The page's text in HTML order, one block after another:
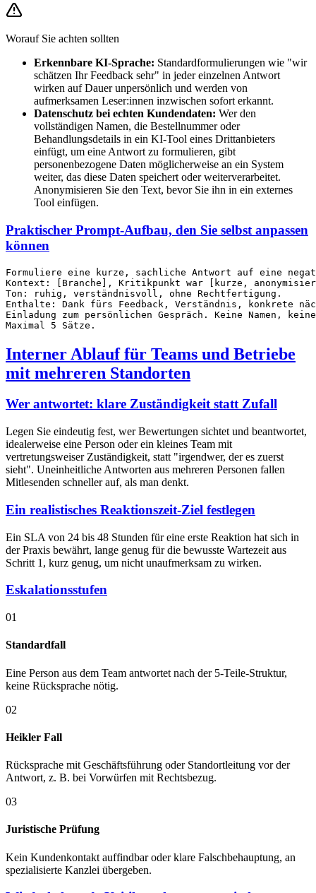
Worauf Sie achten sollten
Erkennbare KI-Sprache: Standardformulierungen wie "wir
schätzen Ihr Feedback sehr" in jeder einzelnen Antwort
wirken auf Dauer unpersönlich und werden von
aufmerksamen Leser:innen inzwischen sofort erkannt.
Datenschutz bei echten Kundendaten: Wer den
vollständigen Namen, die Bestellnummer oder
Behandlungsdetails in ein KI-Tool eines Drittanbieters
einfügt, um eine Antwort zu formulieren, gibt
personenbezogene Daten möglicherweise an ein System
weiter, das diese Daten speichert oder weiterverarbeitet.
Anonymisieren Sie den Text, bevor Sie ihn in ein externes
Tool einfügen.
Praktischer Prompt-Aufbau, den Sie selbst anpassen
können
Formuliere eine kurze, sachliche Antwort auf eine
Kontext: [Branche], Kritikpunkt war [kurze,
Ton: ruhig, verständnisvoll, ohne Rechtfertigung.
Enthalte: Dank fürs Feedback, Verständnis, konkrete
Einladung zum persönlichen Gespräch. Keine Namen,
Interner Ablauf für Teams und Betriebe
mit mehreren Standorten
Wer antwortet: klare Zuständigkeit statt Zufall
Legen Sie eindeutig fest, wer Bewertungen sichtet und beantwortet,
idealerweise eine Person oder ein kleines Team mit
vertretungsweiser Zuständigkeit, statt "irgendwer, der es zuerst
sieht". Uneinheitliche Antworten aus mehreren Personen fallen
Mitlesenden schneller auf, als man denkt.
Ein realistisches Reaktionszeit-Ziel festlegen
Ein SLA von 24 bis 48 Stunden für eine erste Reaktion hat sich in
der Praxis bewährt, lange genug für die bewusste Wartezeit aus
Schritt 1, kurz genug, um nicht unaufmerksam zu wirken.
Eskalationsstufen
01
Standardfall
Eine Person aus dem Team antwortet nach der 5-Teile-Struktur,
keine Rücksprache nötig.
02
Heikler Fall
Rücksprache mit Geschäftsführung oder Standortleitung vor der
Antwort, z. B. bei Vorwürfen mit Rechtsbezug.
03
Juristische Prüfung
Kein Kundenkontakt auffindbar oder klare Falschbehauptung, an
spezialisierte Kanzlei übergeben.